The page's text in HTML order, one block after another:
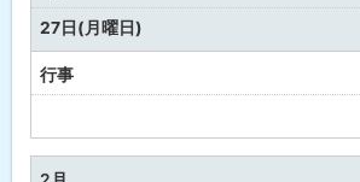
し
27日(月曜日)
行事
定
な